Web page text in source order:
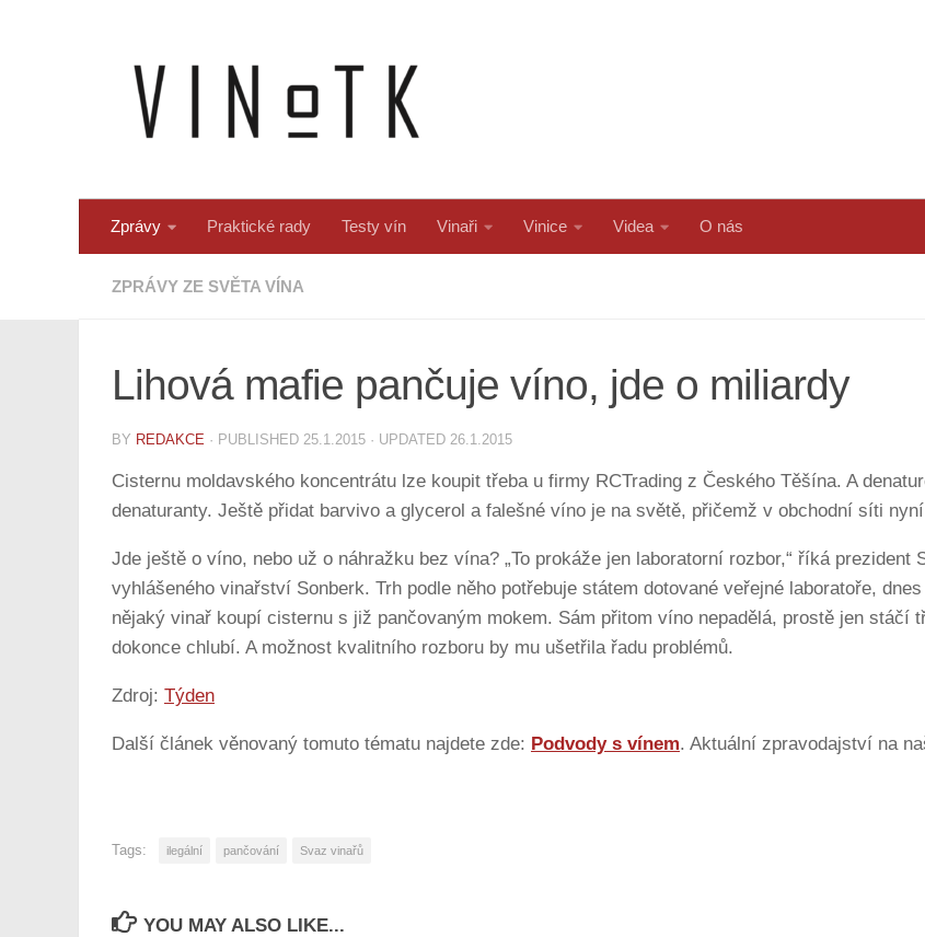
Zprávy Praktické rady Testy vín Vinaři Vinice Videa O nás
ZPRÁVY ZE SVĚTA VÍNA
Lihová mafie pančuje víno, jde o miliardy
BY REDAKCE · PUBLISHED 25.1.2015 · UPDATED 26.1.2015
Cisternu moldavského koncentrátu lze koupit třeba u firmy RCTrading z Českého Těšína. A
denaturanty. Ještě přidat barvivo a glycerol a falešné víno je na světě, přičemž v obchodní síti
Jde ještě o víno, nebo už o náhražku bez vína? „To prokáže jen laboratorní rozbor,“ říká
vyhlášeného vinařství Sonberk. Trh podle něho potřebuje státem dotované veřejné laboratoře,
nějaký vinař koupí cisternu s již pančovaným mokem. Sám přitom víno nepadělá, prostě jen stáčí
dokonce chlubí. A možnost kvalitního rozboru by mu ušetřila řadu problémů.
Zdroj: Týden
Další článek věnovaný tomuto tématu najdete zde: Podvody s vínem. Aktuální zpravodajství na
Tags: ilegální pančování Svaz vinařů
YOU MAY ALSO LIKE...